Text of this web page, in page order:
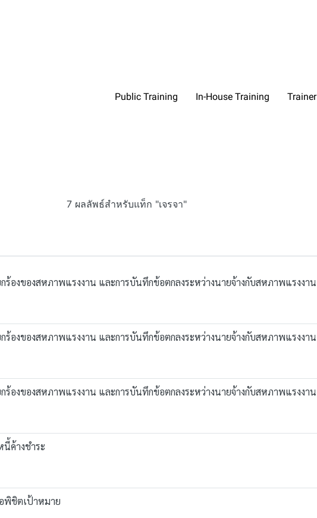
Public Training In-House Training Trainer
7 ผลลัพธ์สำหรับแท็ก "เจรจา"
กร้องของสหภาพแรงงาน และการบันทึกข้อตกลงระหว่างนายจ้างกับสหภาพแรงงาน
กร้องของสหภาพแรงงาน และการบันทึกข้อตกลงระหว่างนายจ้างกับสหภาพแรงงาน
กร้องของสหภาพแรงงาน และการบันทึกข้อตกลงระหว่างนายจ้างกับสหภาพแรงงาน
ค้างชำระ
พิชิตเป้าหมาย